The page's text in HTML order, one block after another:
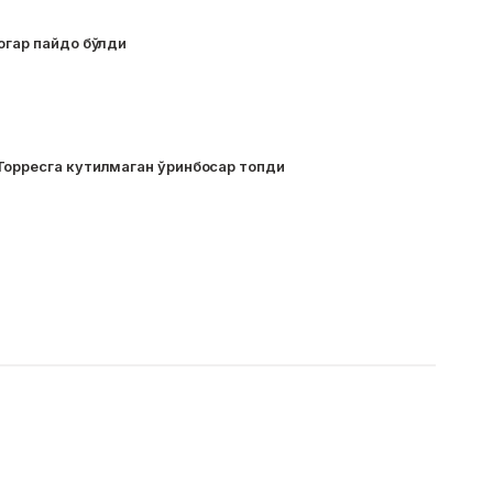
пайдо бўлди
кутилмаган ўринбосар топди